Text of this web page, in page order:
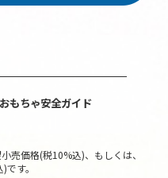
もちゃ安全ガイド
売価格(税10%込)、もしくは、
す。